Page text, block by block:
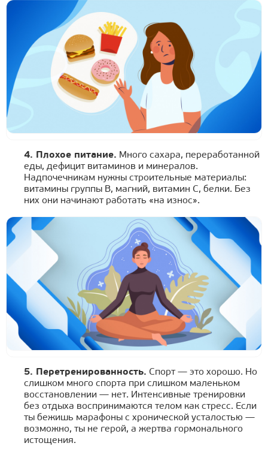
4. Плохое питание. Много сахара, переработанной
еды, дефицит витаминов и минералов.
Надпочечникам нужны строительные материалы:
витамины группы B, магний, витамин C, белки. Без
них они начинают работать «на износ».
5. Перетренированность. Спорт — это хорошо. Но
слишком много спорта при слишком маленьком
восстановлении — нет. Интенсивные тренировки
без отдыха воспринимаются телом как стресс. Если
ты бежишь марафоны с хронической усталостью —
возможно, ты не герой, а жертва гормонального
истощения.